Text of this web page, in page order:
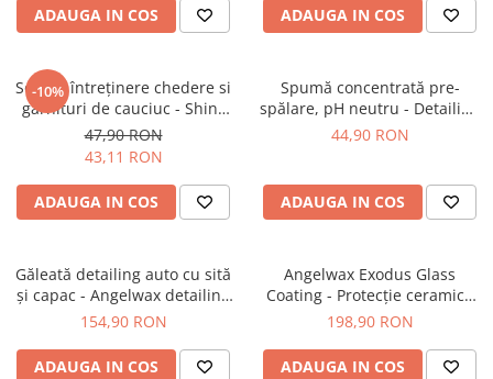
ADAUGA IN COS ADAUGA IN COS
-10%
Soluție întreținere chedere si
garnituri de cauciuc - Shiny
Garage Seal Separator (200ml)
47,90 RON
43,11 RON
ADAUGA IN COS
Spumă concentrată pre-
spălare, pH neutru - Detailing
Kingdom Foam Bath (500ml)
44,90 RON
ADAUGA IN COS
Găleată detailing auto cu sită
și capac - Angelwax detailing
auto Bucket
154,90 RON
ADAUGA IN COS
Angelwax Exodus Glass
Coating - Protecție ceramică
profesională (50ml)
198,90 RON
ADAUGA IN COS